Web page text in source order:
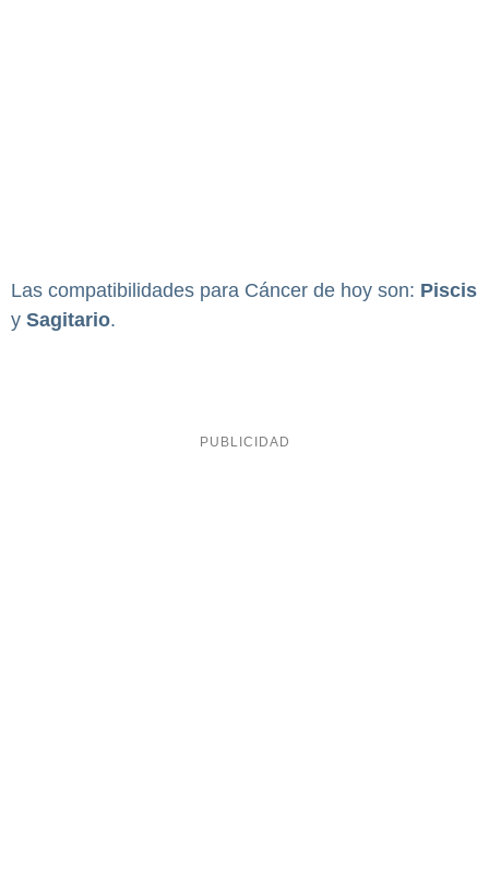
Las compatibilidades para Cáncer de hoy son: Piscis
y Sagitario.